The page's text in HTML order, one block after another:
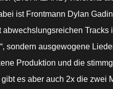
ist Frontmann Dylan
ausgewogene
Produktion und die
es aber auch 2x die